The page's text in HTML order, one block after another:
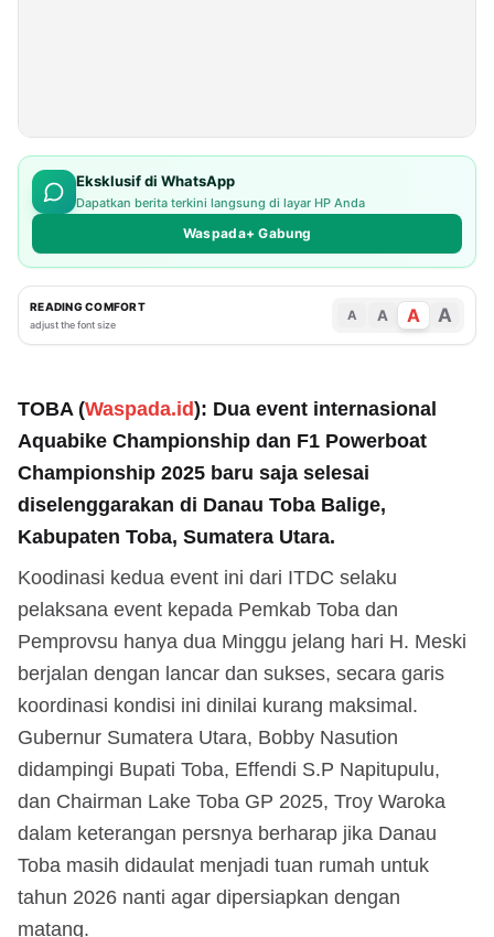
Eksklusif di WhatsApp
Dapatkan berita terkini langsung di layar HP Anda
Waspada+ Gabung
READING COMFORT
adjust the font size
A A A A
TOBA (Waspada.id): Dua event internasional
Aquabike Championship dan F1 Powerboat
Championship 2025 baru saja selesai
diselenggarakan di Danau Toba Balige,
Kabupaten Toba, Sumatera Utara.
Koodinasi kedua event ini dari ITDC selaku
pelaksana event kepada Pemkab Toba dan
Pemprovsu hanya dua Minggu jelang hari H. Meski
berjalan dengan lancar dan sukses, secara garis
koordinasi kondisi ini dinilai kurang maksimal.
Gubernur Sumatera Utara, Bobby Nasution
didampingi Bupati Toba, Effendi S.P Napitupulu,
dan Chairman Lake Toba GP 2025, Troy Waroka
dalam keterangan persnya berharap jika Danau
Toba masih didaulat menjadi tuan rumah untuk
tahun 2026 nanti agar dipersiapkan dengan
matang.